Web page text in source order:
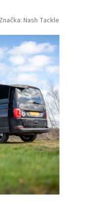
Značka: Nash Tackle